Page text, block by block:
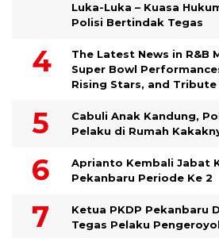
Luka-Luka – Kuasa
Polisi Bertindak Tegas
The Latest News in R&B
Super Bowl
Rising Stars, and
Cabuli Anak Kandung,
Pelaku di Rumah
Aprianto Kembali Jabat
Pekanbaru Periode Ke 2
Ketua PKDP Pekanbaru
Tegas Pelaku